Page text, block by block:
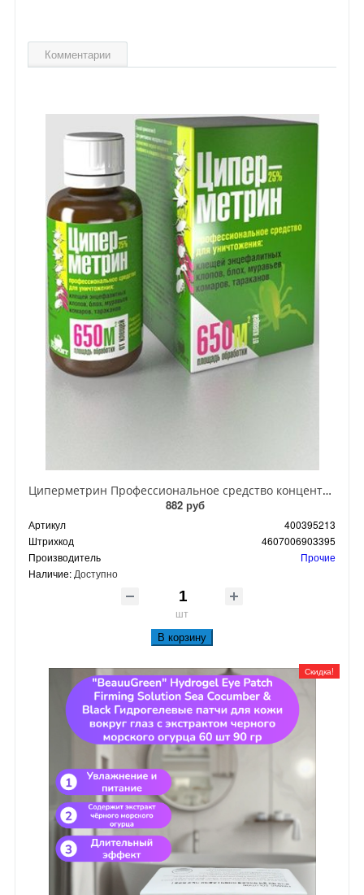
Комментарии
Циперметрин Профессиональное средство концентрат эмульсии 25% для уничтожения тараканов, мух,комаров, блох, клопов, муравьев, ос 50 мл
882 руб
Артикул
400395213
Штрихкод
4607006903395
Производитель
Прочие
Наличие:Доступно
шт
В корзину
Скидка!